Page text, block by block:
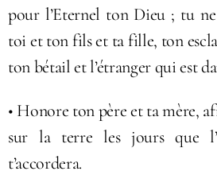
pour l’Eternel ton Dieu ; tu
toi et ton fils et ta fille, ton
ton bétail et l’étranger qui est
• Honore ton père et ta mère,
sur la terre les jours que
t’accordera.